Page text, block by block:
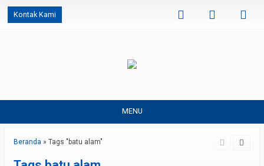
Kontak Kami
MENU
Beranda » Tags "batu alam"